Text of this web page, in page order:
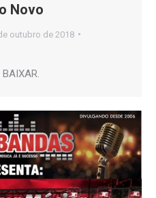
Novo
outubro de 2018